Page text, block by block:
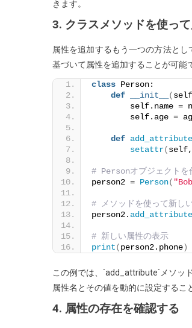
きます。
3. クラスメソッドを使っ
属性を追加するもう一つの方法と
基づいて属性を追加することが可能
class Person:
def
__init__ (
self.name =
self.age =
def add_attribute
setattr(self,
# Personオブジェクトを
person2 = Person(
# メソッドを使って新し
person2. add_attribute
# 新しい属性の表示
print(person2.phone)
この例では、`add_attribute`メソッ
属性名とその値を動的に設定するこ
4. 属性の存在を確認する